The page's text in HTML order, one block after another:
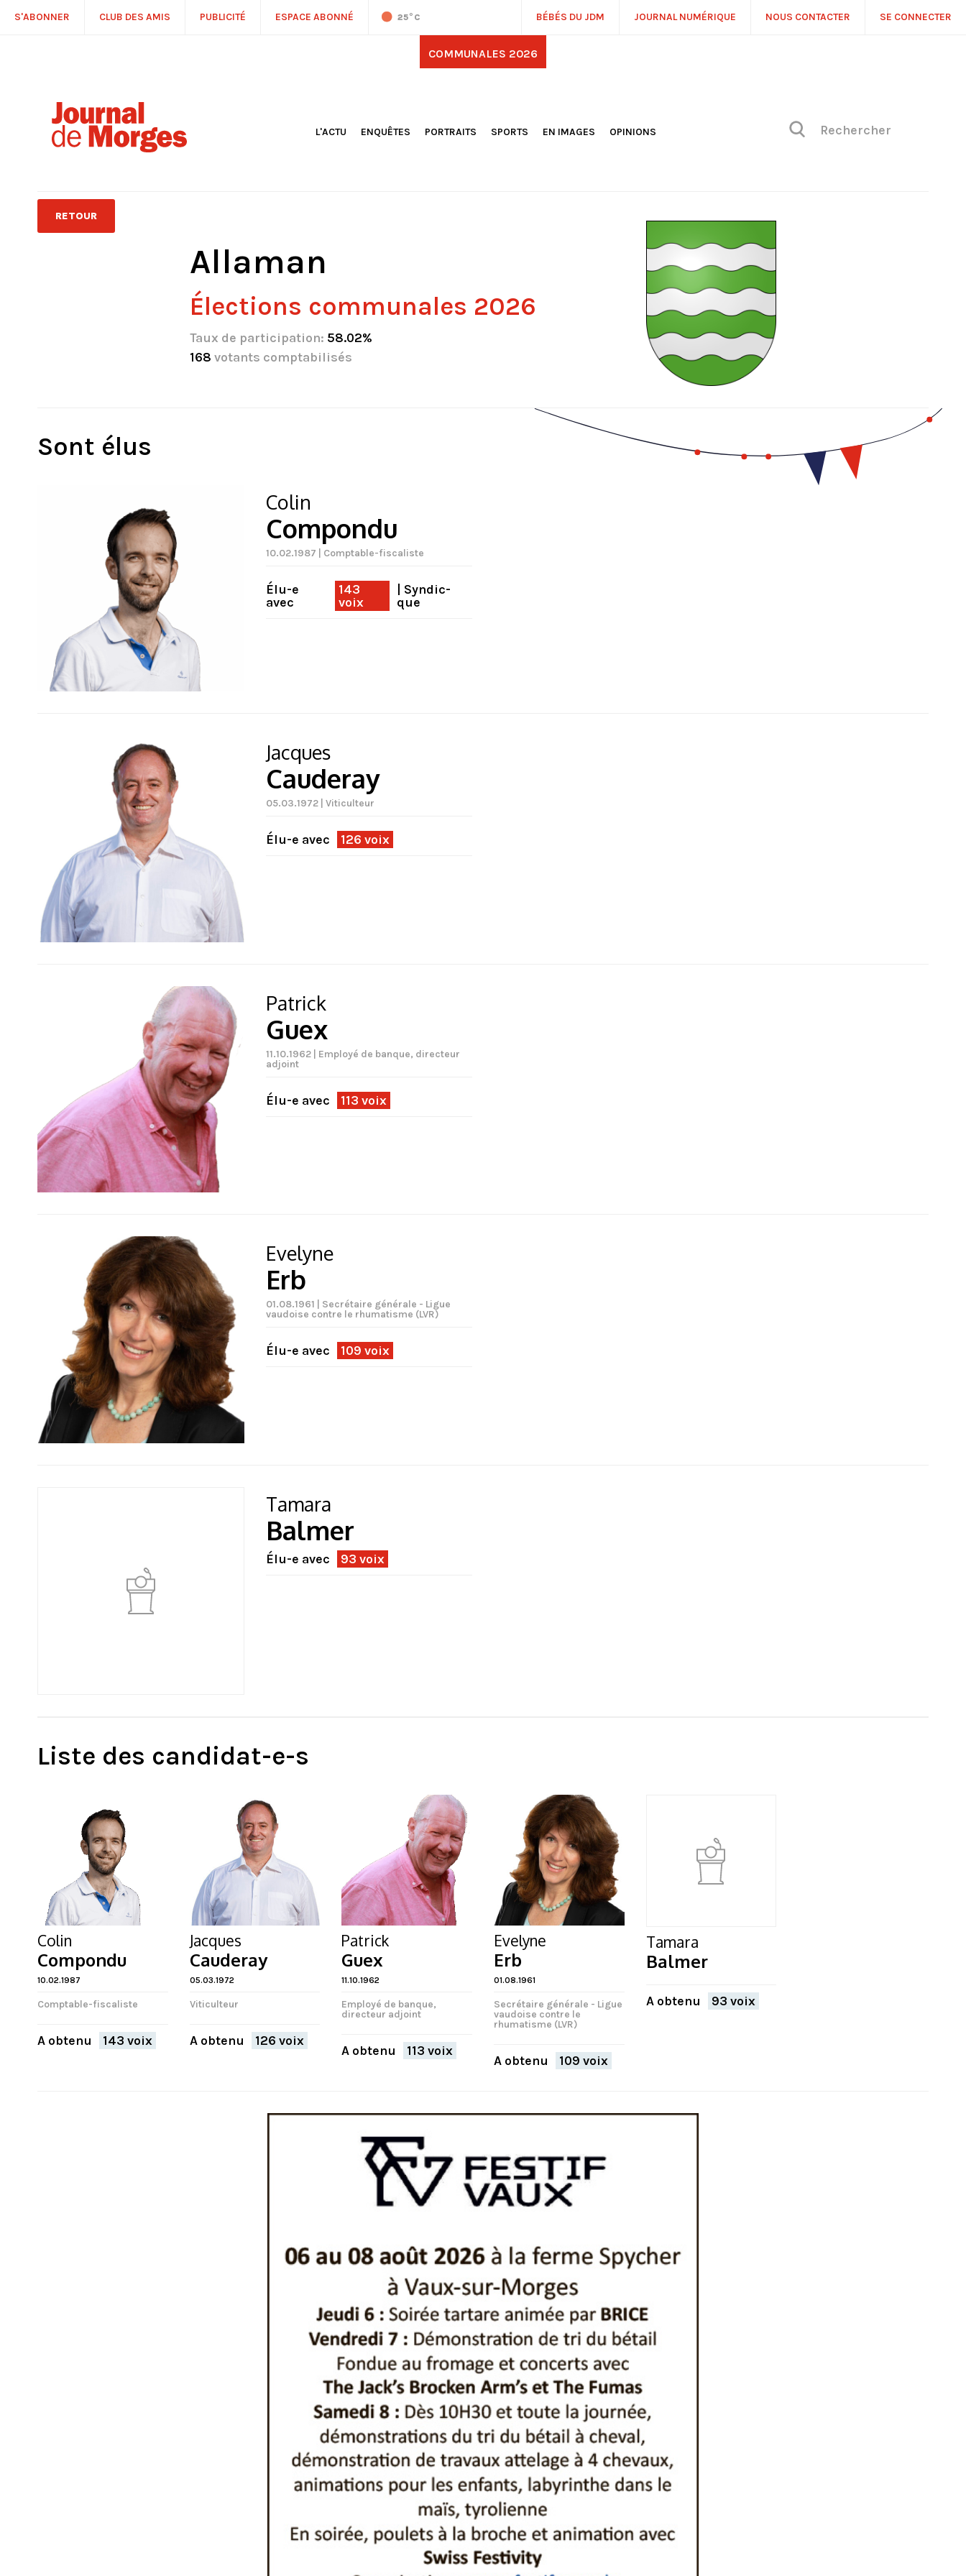
S'ABONNER CLUB DES AMIS PUBLICITÉ ESPACE ABONNÉ 25°C BÉBÉS DU JDM JOURNAL NUMÉRIQUE NOUS CONTACTER SE CONNECTER
COMMUNALES 2026
L'ACTU
ENQUÊTES PORTRAITS
SPORTS
EN IMAGES
OPINIONS
RETOUR
Allaman
Élections communales 2026
Taux de participation: 58.02%
168 votants comptabilisés
Sont élus
Colin
Compondu
10.02.1987 | Comptable-fiscaliste
Élu-e
avec
143
voix
| Syndic-
que
Jacques
Cauderay
05.03.1972 | Viticulteur
Élu-e avec 126 voix
Patrick
Guex
11.10.1962 | Employé de banque, directeur
adjoint
Élu-e avec 113 voix
Evelyne
Erb
01.08.1961 | Secrétaire générale - Ligue
vaudoise contre le rhumatisme (LVR)
Élu-e avec 109 voix
Tamara
Balmer
Élu-e avec 93 voix
Liste des candidat-e-s
Colin
Compondu
10.02.1987
Comptable-fiscaliste
A obtenu 143 voix
Jacques
Cauderay
05.03.1972
Viticulteur
A obtenu 126 voix
Patrick
Guex
11.10.1962
Employé de banque,
directeur adjoint
A obtenu 113 voix
Evelyne
Erb
01.08.1961
Secrétaire générale - Ligue
vaudoise contre le
rhumatisme (LVR)
A obtenu 109 voix
Tamara
Balmer
A obtenu 93 voix